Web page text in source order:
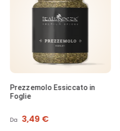
Prezzemolo Essiccato in
Foglie
Da Prezzo
3,49 €